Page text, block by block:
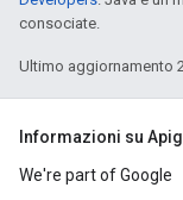
consociate.
Ultimo aggiornamento
Informazioni su
We're part of Google